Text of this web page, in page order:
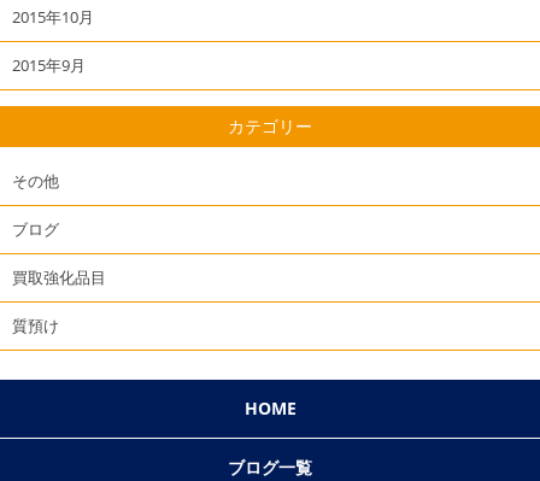
2015年10月
2015年9月
カテゴリー
その他
ブログ
買取強化品目
質預け
HOME
ブログ一覧